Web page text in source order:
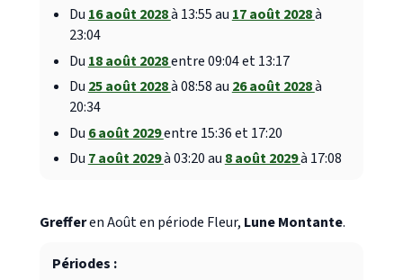
Du 16 août 2028à 13:55 au 17 août 2028à
23:04
Du 18 août 2028entre 09:04 et 13:17
Du 25 août 2028à 08:58 au 26 août 2028à
20:34
Du 6 août 2029entre 15:36 et 17:20
Du 7 août 2029à 03:20 au 8 août 2029à 17:08
Grefferen Août en période Fleur, Lune Montante.
Périodes :